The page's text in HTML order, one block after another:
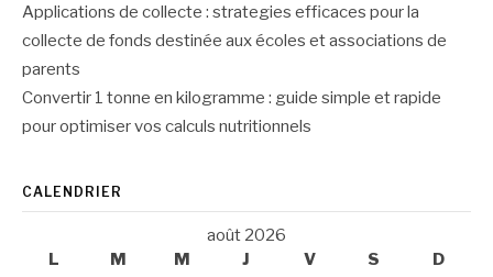
Applications de collecte : strategies efficaces pour la
collecte de fonds destinée aux écoles et associations de
parents
Convertir 1 tonne en kilogramme : guide simple et rapide
pour optimiser vos calculs nutritionnels
CALENDRIER
août 2026
L
M M J V S
D